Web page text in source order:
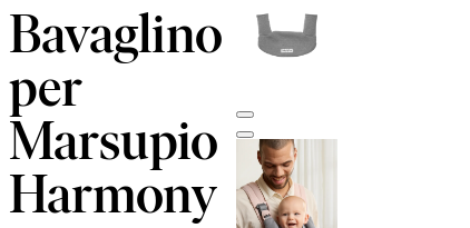
Bavaglino
per
Marsupio
Harmony